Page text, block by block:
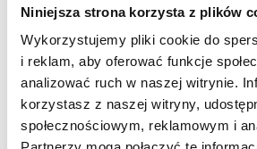
Niniejsza strona korzysta z plików
Wykorzystujemy pliki cookie do
i reklam, aby oferować funkcje
analizować ruch w naszej witrynie.
korzystasz z naszej witryny,
społecznościowym, reklamowym i
OPIS
Syntetyczna tkanina gładka typu
Tkanina jest lekko elastyczna (klasa
niegniotliwa, dobrze układająca się.
Ta gładka tkanina syntetyczna